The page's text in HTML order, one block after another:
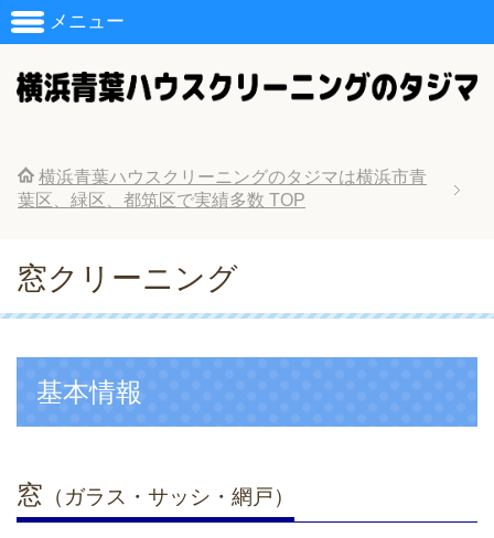
メニュー
横浜青葉ハウスクリーニングのタジマは横浜市青
葉区、緑区、都筑区で実績多数 TOP
窓クリーニング
基本情報
窓 （ガラス・サッシ・網戸）